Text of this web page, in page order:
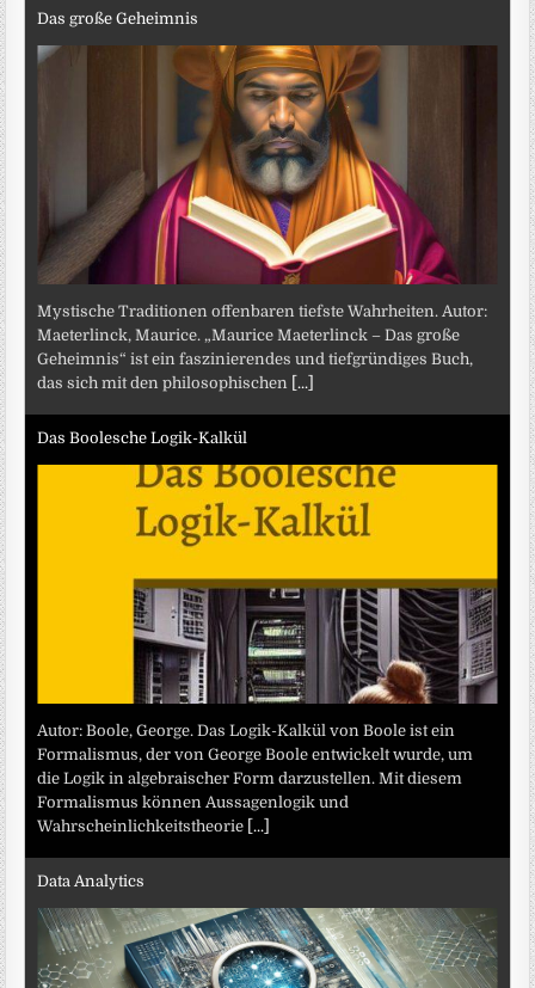
Das große Geheimnis
Mystische Traditionen offenbaren tiefste Wahrheiten. Autor:
Maeterlinck, Maurice. „Maurice Maeterlinck – Das große
Geheimnis“ ist ein faszinierendes und tiefgründiges Buch,
das sich mit den philosophischen [...]
Das Boolesche Logik-Kalkül
Autor: Boole, George. Das Logik-Kalkül von Boole ist ein
Formalismus, der von George Boole entwickelt wurde, um
die Logik in algebraischer Form darzustellen. Mit diesem
Formalismus können Aussagenlogik und
Wahrscheinlichkeitstheorie [...]
Data Analytics